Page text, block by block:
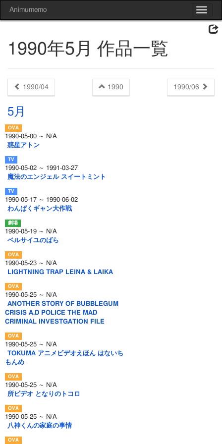
Toggle
Animumemo
1990年5月 作品一覧
1990/04 1990 1990/06
5月
1990-05-00 ～ N/A
惑星アトン
1990-05-02 ～ 1991-03-27
魔法のエンジェル スイートミント
1990-05-17 ～ 1990-06-02
わんぱくギャン大作戦
1990-05-19 ～ N/A
ベルサイユのばら
1990-05-23 ～ N/A
LIGHTNING TRAP LEINA & LAIKA
1990-05-25 ～ N/A
ANOTHER STORY OF BUBBLEGUM
CRISIS A.D POLICE THE MAD
CRIMINAL INVESTGATION FILE
1990-05-25 ～ N/A
TOKUMA アニメビデオえほん はないち
もんめ
1990-05-25 ～ N/A
所ビデオ となりのトコロ
1990-05-25 ～ N/A
八神くんの家庭の事情